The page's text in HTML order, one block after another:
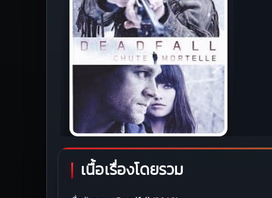
เนื้อเรื่องโดยรวม